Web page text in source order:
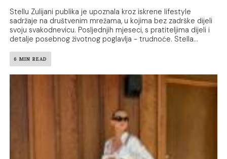
Stellu Zulijani publika je upoznala kroz iskrene lifestyle
sadržaje na društvenim mrežama, u kojima bez zadrške dijeli
svoju svakodnevicu. Posljednjih mjeseci, s pratiteljima dijeli i
detalje posebnog životnog poglavlja - trudnoće. Stella...
6 MIN READ